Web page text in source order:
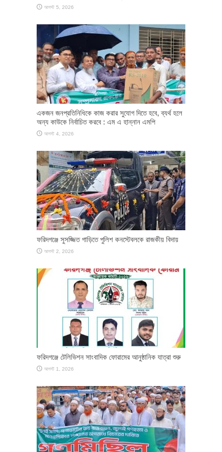
আগস্ট 5, 2026
একজন জনপ্রতিনিধিকে কাজ করার সুযোগ দিতে হবে, ব্যর্থ হলে
অন্য কাউকে নির্বাচিত করবে : এম এ হান্নান এমপি
আগস্ট 4, 2026
ফরিদগঞ্জে সুসজ্জিত গাড়িতে পুলিশ কনস্টেবলকে রাজকীয় বিদায়
আগস্ট 2, 2026
ফরিদগঞ্জে টেলিভিশন সাংবাদিক ফোরামের আনুষ্ঠানিক যাত্রা শুরু
আগস্ট 1, 2026